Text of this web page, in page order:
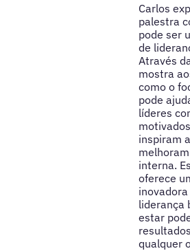
Carlos
palestra
pode ser
de
Através
mostra
como o
pode
líderes
inspiram
interna.
oferece
liderança
estar
qualquer